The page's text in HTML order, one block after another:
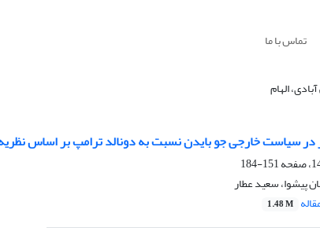
تماس با ما
الهام
سیاست خارجی جو بایدن نسبت به دونالد ترامپ بر اساس نظریه ادراک
151-184
پیشوا، سعید عطار
1.48 M